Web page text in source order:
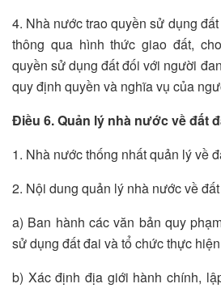
4. Nhà nước trao quyền sử dụng
thông qua hình thức giao đất,
quyền sử dụng đất đối với người
quy định quyền và nghĩa vụ của
Điều 6. Quản lý nhà nước về đất
1. Nhà nước thống nhất quản lý về
2. Nội dung quản lý nhà nước về
a) Ban hành các văn bản quy
sử dụng đất đai và tổ chức thực
b) Xác định địa giới hành chính,